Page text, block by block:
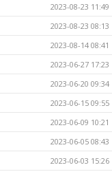
2023-08-23 11:49
2023-08-23 08:13
2023-08-14 08:41
2023-06-27 17:23
2023-06-20 09:34
2023-06-15 09:55
2023-06-09 10:21
2023-06-05 08:43
2023-06-03 15:26